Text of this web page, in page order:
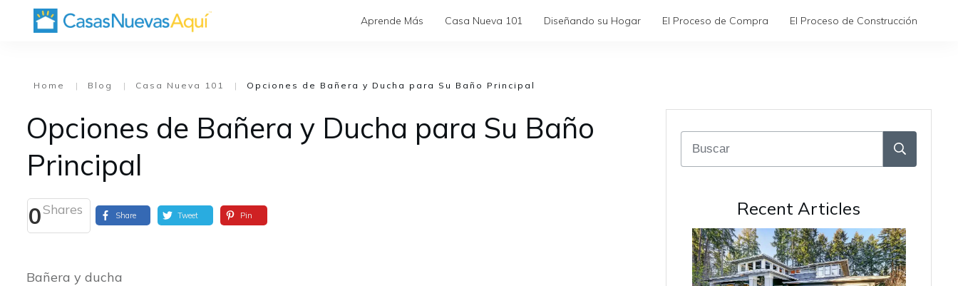
Aprende Más Casa Nueva 101 Diseñando su Hogar El Proceso de Compra El Proceso de Construcción
Home | Blog | Casa Nueva 101 | Opciones de Bañera y Ducha para Su Baño Principal
Opciones de Bañera y Ducha para Su Baño
Principal
0Shares Share Tweet Pin
Bañera y ducha
Recent Articles